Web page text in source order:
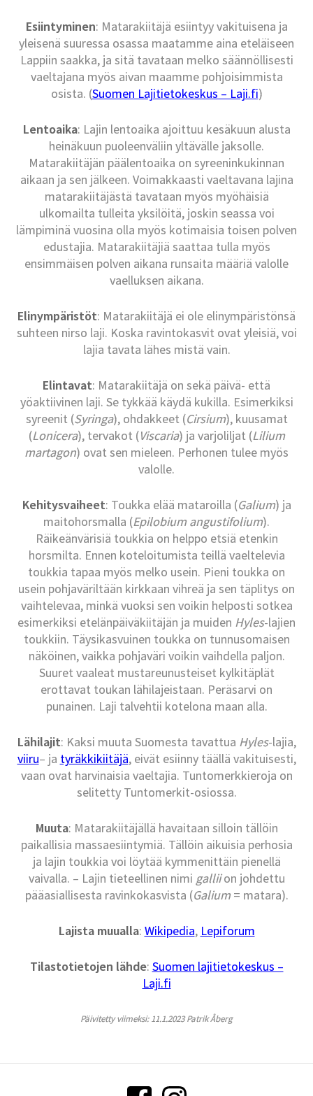
Esiintyminen: Matarakiitäjä esiintyy vakituisena ja
yleisenä suuressa osassa maatamme aina eteläiseen
Lappiin saakka, ja sitä tavataan melko säännöllisesti
vaeltajana myös aivan maamme pohjoisimmista
osista. (Suomen Lajitietokeskus – Laji.fi)
Lentoaika: Lajin lentoaika ajoittuu kesäkuun alusta
heinäkuun puoleenväliin yltävälle jaksolle.
Matarakiitäjän päälentoaika on syreeninkukinnan
aikaan ja sen jälkeen. Voimakkaasti vaeltavana lajina
matarakiitäjästä tavataan myös myöhäisiä
ulkomailta tulleita yksilöitä, joskin seassa voi
lämpiminä vuosina olla myös kotimaisia toisen polven
edustajia. Matarakiitäjiä saattaa tulla myös
ensimmäisen polven aikana runsaita määriä valolle
vaelluksen aikana.
Elinympäristöt: Matarakiitäjä ei ole elinympäristönsä
suhteen nirso laji. Koska ravintokasvit ovat yleisiä, voi
lajia tavata lähes mistä vain.
Elintavat: Matarakiitäjä on sekä päivä- että
yöaktiivinen laji. Se tykkää käydä kukilla. Esimerkiksi
syreenit (Syringa), ohdakkeet (Cirsium), kuusamat
(Lonicera), tervakot (Viscaria) ja varjoliljat (Lilium
martagon) ovat sen mieleen. Perhonen tulee myös
valolle.
Kehitysvaiheet: Toukka elää mataroilla (Galium) ja
maitohorsmalla (Epilobium angustifolium).
Räikeänvärisiä toukkia on helppo etsiä etenkin
horsmilta. Ennen koteloitumista teillä vaeltelevia
toukkia tapaa myös melko usein. Pieni toukka on
usein pohjaväriltään kirkkaan vihreä ja sen täplitys on
vaihtelevaa, minkä vuoksi sen voikin helposti sotkea
esimerkiksi etelänpäiväkiitäjän ja muiden Hyles-lajien
toukkiin. Täysikasvuinen toukka on tunnusomaisen
näköinen, vaikka pohjaväri voikin vaihdella paljon.
Suuret vaaleat mustareunusteiset kylkitäplät
erottavat toukan lähilajeistaan. Peräsarvi on
punainen. Laji talvehtii kotelona maan alla.
Lähilajit: Kaksi muuta Suomesta tavattua Hyles-lajia,
viiru– ja tyräkkikiitäjä, eivät esiinny täällä vakituisesti,
vaan ovat harvinaisia vaeltajia. Tuntomerkkieroja on
selitetty Tuntomerkit-osiossa.
Muuta: Matarakiitäjällä havaitaan silloin tällöin
paikallisia massaesiintymiä. Tällöin aikuisia perhosia
ja lajin toukkia voi löytää kymmenittäin pienellä
vaivalla. – Lajin tieteellinen nimi galliion johdettu
pääasiallisesta ravinkokasvista (Galium = matara).
Lajista muualla: Wikipedia, Lepiforum
Tilastotietojen lähde: Suomen lajitietokeskus –
Laji.fi
Päivitetty viimeksi: 11.1.2023 Patrik Åberg